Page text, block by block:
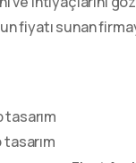
fiyatı sunan
tasarım